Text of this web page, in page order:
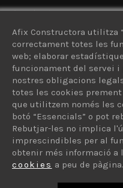
C\ Pizarro, 34-38,
93 757 30 13
616 926 103
© 2026 AFIX Constructora -
protiendas.net
Afix Constructora utilitza
correctament totes les
web; elaborar
funcionament del servei
nostres obligacions
totes les cookies prement
que utilitzem només les
botó “Essencials” o pot
Rebutjar-les no implica
imprescindibles per al
obtenir més informació a
cookies a peu de pàgina.